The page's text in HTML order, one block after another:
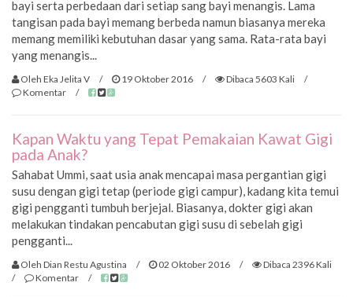
bayi serta perbedaan dari setiap sang bayi menangis. Lama
tangisan pada bayi memang berbeda namun biasanya mereka
memang memiliki kebutuhan dasar yang sama. Rata-rata bayi
yang menangis...
Oleh Eka Jelita V / 19 Oktober 2016 / Dibaca 5603 Kali
/
Komentar
/
Kapan Waktu yang Tepat Pemakaian Kawat Gigi
pada Anak?
Sahabat Ummi, saat usia anak mencapai masa pergantian gigi
susu dengan gigi tetap (periode gigi campur), kadang kita temui
gigi pengganti tumbuh berjejal. Biasanya, dokter gigi akan
melakukan tindakan pencabutan gigi susu di sebelah gigi
pengganti...
Oleh Dian Restu Agustina / 02 Oktober 2016 /
Dibaca 2396 Kali
/
Komentar /